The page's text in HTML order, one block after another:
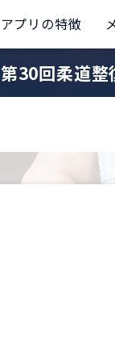
アプリの特徴
第30回柔道整